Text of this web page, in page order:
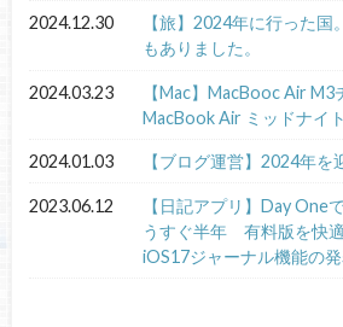
2024.12.30
【旅】2024年に行った
もありました。
2024.03.23
【Mac】MacBooc Air
MacBook Air ミッドナイ
2024.01.03 【ブログ運営】2024年を
2023.06.12
【日記アプリ】Day One
うすぐ半年 有料版を快
iOS17ジャーナル機能の